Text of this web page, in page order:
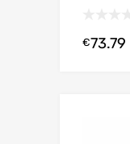
€73.79